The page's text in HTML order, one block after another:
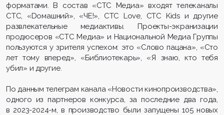
форматами. В состав «СТС Медиа» входят телеканалы
СТС, «Dомашний», «ЧЕ!», СТС Love, CTC Kids и другие
развлекательные медиактивы. Проекты-экранизации
продюсеров «СТС Медиа» и Национальной Медиа Группы
пользуются у зрителя успехом: это «Слово пацана», «Сто
лет тому вперед», «Библиотекарь», «Я знаю, кто тебя
убил» и другие.
По данным телеграм канала «Новости кинопроизводства»,
одного из партнеров конкурса, за последние два года,
в 2023-2024-м, в производство были запущены 105 новых